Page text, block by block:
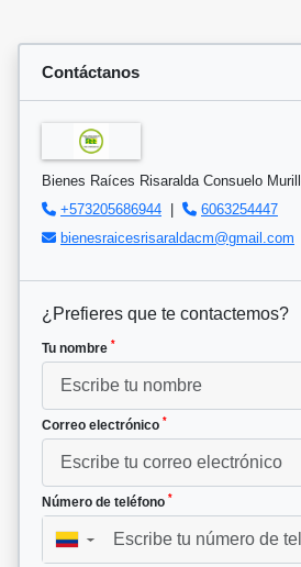
Contáctanos
Bienes Raíces Risaralda Consuelo
+573205686944 |
6063254447
bienesraicesrisaraldacm@gmail.com
¿Prefieres que te contactemos?
Tu nombre *
Correo electrónico *
Número de teléfono *
▼